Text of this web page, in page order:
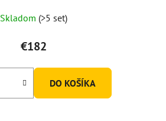
Skladom (>5 set)
€182
DO KOŠÍKA